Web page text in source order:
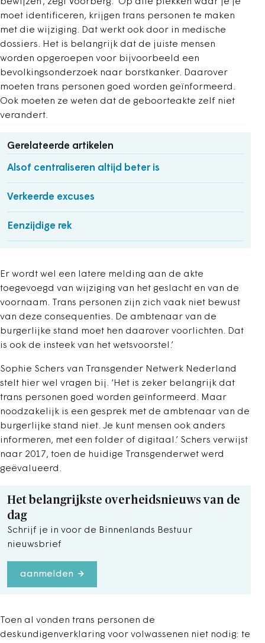
moet identificeren, krijgen trans personen te maken
met die wijziging. Dat werkt ook door in medische
dossiers. Het is belangrijk dat de juiste mensen
worden opgeroepen voor bijvoorbeeld een
bevolkingsonderzoek naar borstkanker. Daarover
moeten trans personen goed worden geïnformeerd.
Ook moeten ze weten dat de geboorteakte zelf niet
verandert.
Gerelateerde artikelen
Alsof centraliseren altijd beter is
Verkeerde excuses
Eenzijdige rek
Er wordt wel een latere melding aan de akte
toegevoegd van wijziging van het geslacht en van de
voornaam. Trans personen zijn zich vaak niet bewust
van deze consequenties. De ambtenaar van de
burgerlijke stand moet hen daarover voorlichten. Dat
is ook de insteek van het wetsvoorstel.’
Sophie Schers van Transgender Netwerk Nederland
stelt hier wel vragen bij. ‘Het is zeker belangrijk dat
trans personen goed worden geïnformeerd. Maar
noodzakelijk is een gesprek met de ambtenaar van de
burgerlijke stand niet. Je kunt mensen ook anders
informeren, met een folder of digitaal.’ Schers verwijst
naar 2017, toen de huidige Transgenderwet werd
geëvalueerd.
Het belangrijkste overheidsnieuws van de
dag
Schrijf je in voor de Binnenlands Bestuur
nieuwsbrief
aanmelden
Toen al vonden trans personen de
deskundigenverklaring voor volwassenen niet nodig: te